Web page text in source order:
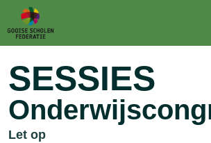
to
results
SESSIES
Let op